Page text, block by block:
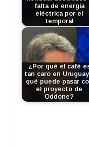
falta de energía
eléctrica por el
temporal
¿Por qué el café
tan caro en
qué puede pasar
el proyecto de
Oddone?